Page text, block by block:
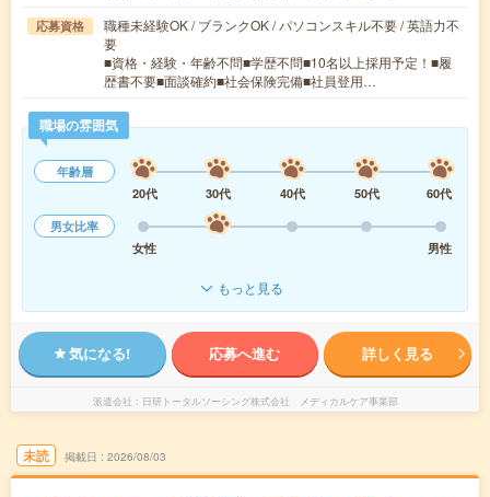
応募資格
職種未経験OK / ブランクOK / パソコンスキル不要 / 英語力不
要
■資格・経験・年齢不問■学歴不問■10名以上採用予定！■履
歴書不要■面談確約■社会保険完備■社員登用…
職場の雰囲気
年齢層
20代
30代 40代 50代
60代
男女比率
女性
男性
もっと見る
気になる! 応募へ進む 詳しく見る
派遣会社 日研トータルソーシング株式会社 メディカルケア事業部
未読 掲載日 2026/08/03